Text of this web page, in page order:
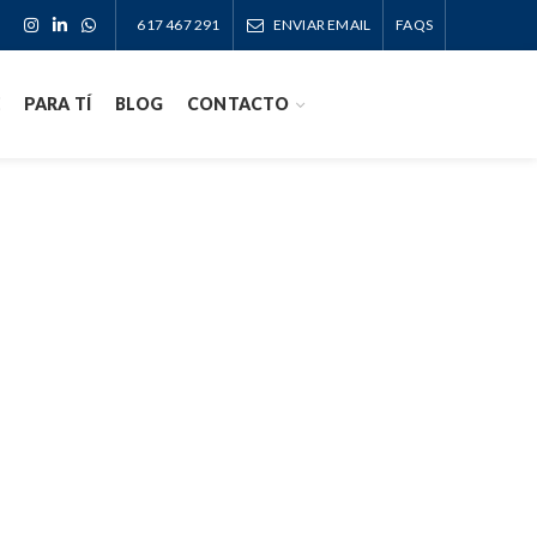
617 467 291 ENVIAR EMAIL FAQS
PARA TÍ BLOG CONTACTO